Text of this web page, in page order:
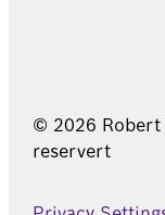
© 2026 Robert
reservert